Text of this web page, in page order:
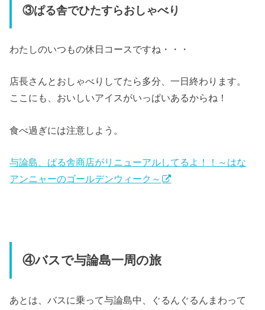
③ぱる舎でひたすらおしゃべり
わたしのいつもの休日コースですね・・・
店長さんとおしゃべりしてたら多分、一日終わります。
ここにも、おいしいアイスがいっぱいあるからね！
食べ過ぎには注意しよう。
与論島、ぱる舎商店がリニューアルしてるよ！！～はな
アンニャーのゴールデンウィーク～
④バスで与論島一周の旅
あとは、バスに乗って与論島中、ぐるんぐるんまわって